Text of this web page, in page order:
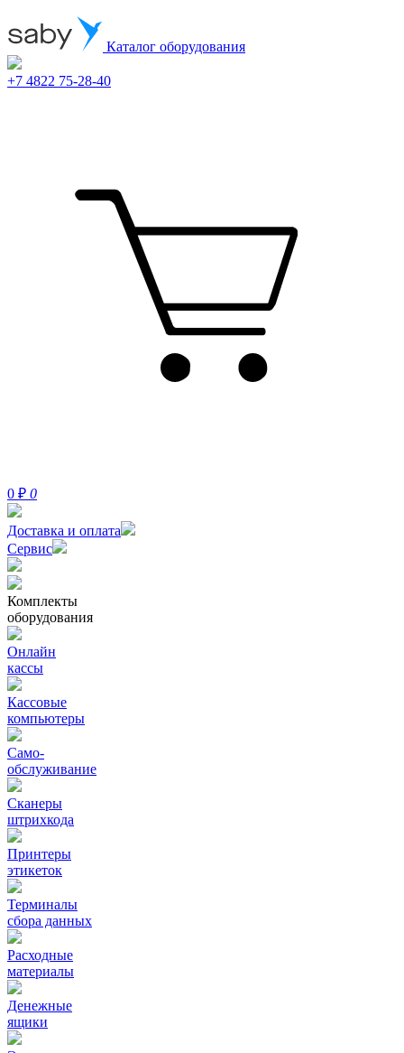
Каталог оборудования
+7 4822 75-28-40
0 ₽ 0
Доставка и оплата
Сервис
Комплекты
оборудования
Онлайн
кассы
Кассовые
компьютеры
Само-
обслуживание
Сканеры
штрихкода
Принтеры
этикеток
Терминалы
сбора данных
Расходные
материалы
Денежные
ящики